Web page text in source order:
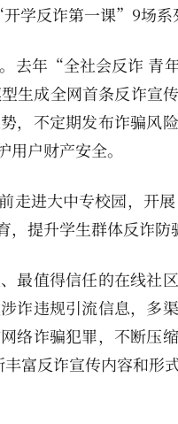
学反诈第一课”9场系
去年“全社会反诈 青
生成全网首条反诈宣
，不定期发布诈骗风
户财产安全。
走进大中专校园，
提升学生群体反诈防
最值得信任的在线社
诈违规引流信息，多
络诈骗犯罪，不断压
富反诈宣传内容和形